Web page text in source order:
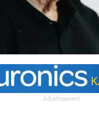
Advertisement